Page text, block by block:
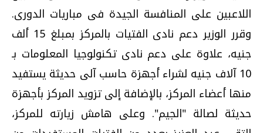
اللاعبين على المنافسة الجيدة فى مباريات الدورى.
وقرر الوزير دعم نادى الفتيات بالمركز بمبلغ 15 ألف
جنيه، علاوة على دعم نادى تكنولوجيا المعلومات بـ
10 آلاف جنيه لشراء أجهزة حاسب آلى حديثة يستفيد
منها أعضاء المركز، بالإضافة إلى تزويد المركز بأجهزة
حديثة لصالة "الجيم". وعلى هامش زيارته للمركز،